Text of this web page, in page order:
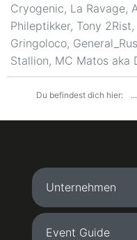
Cryogenic, La Ravage,
Phileptikker, Tony
Gringoloco,
Stallion, MC Matos aka
Du befindest dich hier: ...
Unternehmen
Event Guide